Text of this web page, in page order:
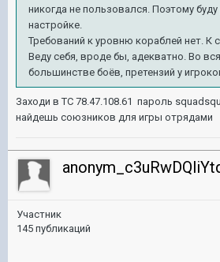
никогда не пользовался. Поэтому
настройке.
Требований к уровню кораблей нет. К
Веду себя, вроде бы, адекватно. Во
большинстве боёв, претензий у
Заходи в ТС 78.47.108.61 пароль
найдешь союзников для игры отрядами
Участник
145 публикаций